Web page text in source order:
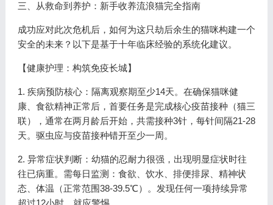
三、从救命到养护：新手收养流浪猫完全指南
成功应对此次危机后，如何为这只劫后余生的猫咪构建一个
安全的未来？以下是基于十年临床经验的系统化建议。
【健康护理：构筑免疫长城】
1. 疾病预防核心：隔离观察期至少14天。在确保猫咪健
康、食欲精神正常后，首要任务是完成核心疫苗接种（猫三
联），通常在两月龄后开始，共需接种3针，每针间隔21-28
天。驱虫应与疫苗接种错开至少一周。
2. 异常症状判断：幼猫的忍耐力很强，出现明显症状时往
往已病重。需每日监测：食欲、饮水、排便排尿、精神状
态、体温（正常范围38-39.5℃）。发现任何一项持续异常
超过12小时，就应警惕。